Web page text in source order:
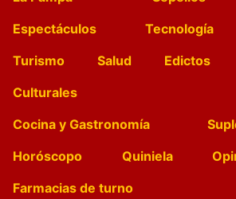
Espectáculos
Tecnología
Turismo
Salud Edictos
Culturales
Cocina y Gastronomía
Horóscopo
Quiniela
Farmacias de turno